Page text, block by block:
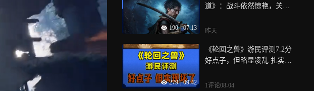
划，国内游戏市场的变化等
流， 过去几年国内的游戏环
tation在国内的发展也几经变
迁，站在这个节点窥探未
去何从
190 | 07:13
道》：战斗依然惊艳，关卡
请，我们在线下试玩了《鬼
程，体验时长约为两小时，
这次试玩紧接在公开版Demo
清水寺大舞台击败佐佐木岩
昨天
279 | 09:42
《轮回之兽》游民评测7.2分
好点子，但略显凌乱 扎实的
《轮回之兽》带来了有限的
1评论08-04